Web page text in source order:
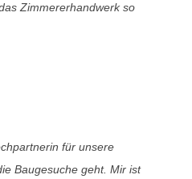
Zimmererhandwerk so
für unsere
Baugesuche geht. Mir ist